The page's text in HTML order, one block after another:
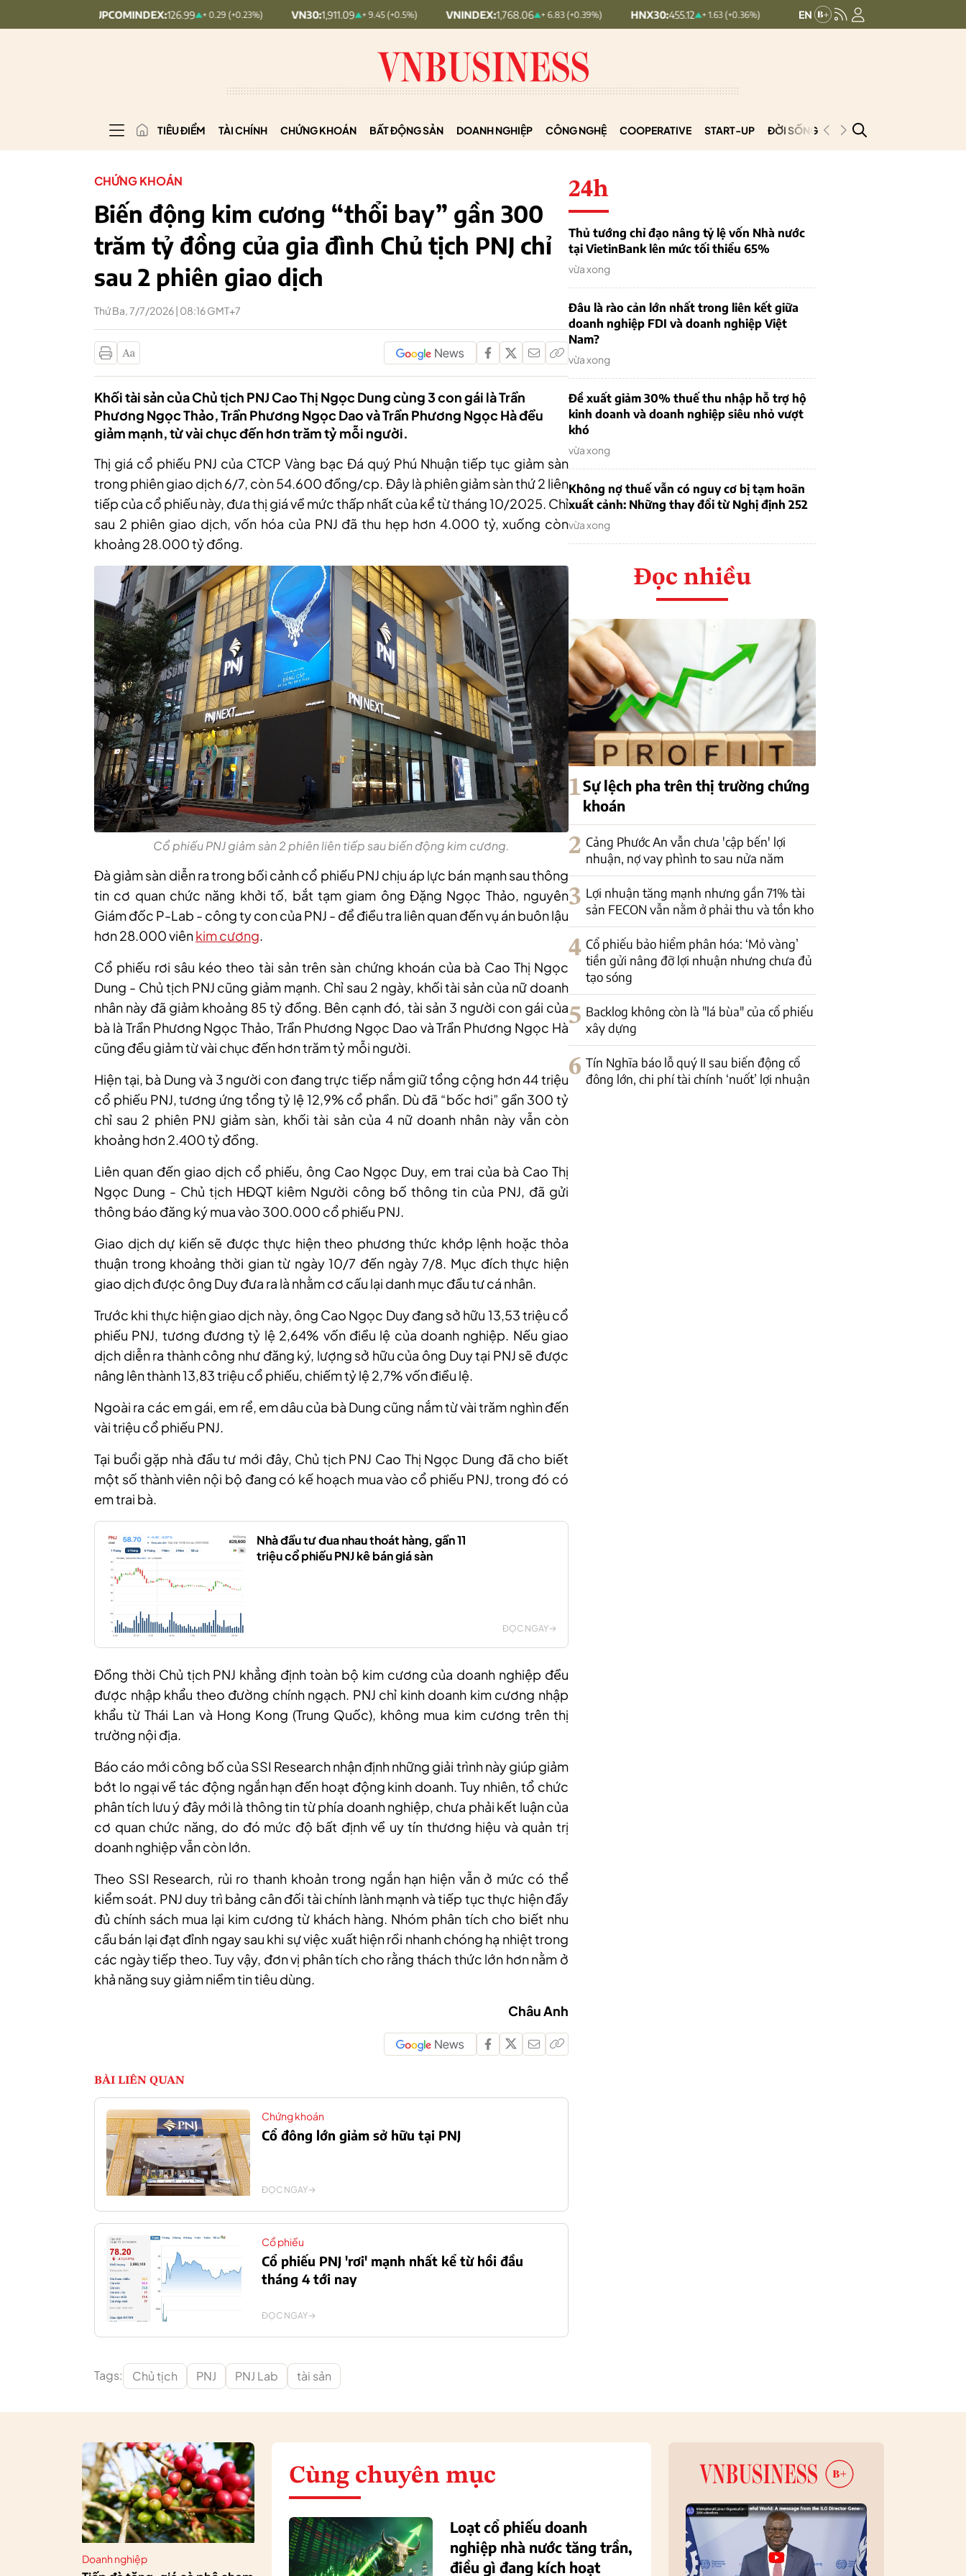
UPCOMINDEX:126.99 + 0.29 (+0.23%) VN30:1,911.09 + 9.45 (+0.5%) VNINDEX: 1,768.06 + 6.83 (+0.39%) HNX30: 455.12 + 1.63 (+0.36%) HNXINDEX: 293.44 + 0.25 (+0.09%)
TIÊU ĐIỂM TÀI CHÍNH CHỨNG KHOÁN BẤT ĐỘNG SẢN DOANH NGHIỆP CÔNG NGHỆ COOPERATIVE START-UP ĐỜI SỐNG PODCAST
CHỨNG KHOÁN
Biến động kim cương “thổi bay” gần 300
trăm tỷ đồng của gia đình Chủ tịch PNJ chỉ
sau 2 phiên giao dịch
Thứ Ba, 7/7/2026 | 08:16 GMT+7
Khối tài sản của Chủ tịch PNJ Cao Thị Ngọc Dung cùng 3 con gái là Trần
Phương Ngọc Thảo, Trần Phương Ngọc Dao và Trần Phương Ngọc Hà đều
giảm mạnh, từ vài chục đến hơn trăm tỷ mỗi người.
Thị giá cổ phiếu PNJ của CTCP Vàng bạc Đá quý Phú Nhuận tiếp tục giảm sàn
trong phiên giao dịch 6/7, còn 54.600 đồng/cp. Đây là phiên giảm sàn thứ 2 liên
tiếp của cổ phiếu này, đưa thị giá về mức thấp nhất của kể từ tháng 10/2025. Chỉ
sau 2 phiên giao dịch, vốn hóa của PNJ đã thu hẹp hơn 4.000 tỷ, xuống còn
khoảng 28.000 tỷ đồng.
Cổ phiếu PNJ giảm sàn 2 phiên liên tiếp sau biến động kim cương.
Đà giảm sàn diễn ratrong bối cảnh cổ phiếu PNJ chịu áp lực bán mạnh sau thông
tin cơ quan chức năng khởi tố, bắt tạm giam ông Đặng Ngọc Thảo, nguyên
Giám đốc P-Lab - công ty con của PNJ - để điều tra liên quan đến vụ án buôn lậu
hơn 28.000 viênkim cương.
Cổ phiếu rơi sâu kéo theo tài sản trên sàn chứng khoán của bà Cao Thị Ngọc
Dung - Chủ tịch PNJ cũng giảm mạnh. Chỉ sau 2 ngày, khối tài sản của nữ doanh
nhân này đã giảm khoảng 85 tỷ đồng. Bên cạnh đó, tài sản 3 người con gái của
bà là Trần Phương Ngọc Thảo, Trần Phương Ngọc Dao và Trần Phương Ngọc Hà
cũng đều giảm từ vài chục đến hơn trăm tỷ mỗi người.
Hiện tại, bà Dung và 3 người con đang trực tiếp nắm giữ tổng cộng hơn 44 triệu
cổ phiếu PNJ, tương ứng tổng tỷ lệ 12,9% cổ phần. Dù đã “bốc hơi” gần 300 tỷ
chỉ sau 2 phiên PNJ giảm sàn, khối tài sản của 4 nữ doanh nhân này vẫn còn
khoảng hơn 2.400 tỷ đồng.
Liên quan đến giao dịch cổ phiếu, ông Cao Ngọc Duy, em trai của bà Cao Thị
Ngọc Dung - Chủ tịch HĐQT kiêm Người công bố thông tin của PNJ, đã gửi
thông báo đăng ký mua vào 300.000 cổ phiếu PNJ.
Giao dịch dự kiến sẽ được thực hiện theo phương thức khớp lệnh hoặc thỏa
thuận trong khoảng thời gian từ ngày 10/7 đến ngày 7/8. Mục đích thực hiện
giao dịch được ông Duy đưa ra là nhằm cơ cấu lại danh mục đầu tư cá nhân.
Trước khi thực hiện giao dịch này, ông Cao Ngọc Duy đang sở hữu 13,53 triệu cổ
phiếu PNJ, tương đương tỷ lệ 2,64% vốn điều lệ của doanh nghiệp. Nếu giao
dịch diễn ra thành công như đăng ký, lượng sở hữu của ông Duy tại PNJ sẽ được
nâng lên thành 13,83 triệu cổ phiếu, chiếm tỷ lệ 2,7% vốn điều lệ.
Ngoài ra các em gái, em rể, em dâu của bà Dung cũng nắm từ vài trăm nghìn đến
vài triệu cổ phiếu PNJ.
Tại buổi gặp nhà đầu tư mới đây, Chủ tịch PNJ Cao Thị Ngọc Dung đã cho biết
một số thành viên nội bộ đang có kế hoạch mua vào cổ phiếu PNJ, trong đó có
em trai bà.
Nhà đầu tư đua nhau thoát hàng, gần 11
triệu cổ phiếu PNJ kê bán giá sàn
ĐỌC NGAY
Đồng thời Chủ tịch PNJ khẳng định toàn bộ kim cương của doanh nghiệp đều
được nhập khẩu theo đường chính ngạch. PNJ chỉ kinh doanh kim cương nhập
khẩu từ Thái Lan và Hong Kong (Trung Quốc), không mua kim cương trên thị
trường nội địa.
Báo cáo mới công bố của SSI Research nhận định những giải trình này giúp giảm
bớt lo ngại về tác động ngắn hạn đến hoạt động kinh doanh. Tuy nhiên, tổ chức
phân tích lưu ý đây mới là thông tin từ phía doanh nghiệp, chưa phải kết luận của
cơ quan chức năng, do đó mức độ bất định về uy tín thương hiệu và quản trị
doanh nghiệp vẫn còn lớn.
Theo SSI Research, rủi ro thanh khoản trong ngắn hạn hiện vẫn ở mức có thể
kiểm soát. PNJ duy trì bảng cân đối tài chính lành mạnh và tiếp tục thực hiện đầy
đủ chính sách mua lại kim cương từ khách hàng. Nhóm phân tích cho biết nhu
cầu bán lại đạt đỉnh ngay sau khi sự việc xuất hiện rồi nhanh chóng hạ nhiệt trong
các ngày tiếp theo. Tuy vậy, đơn vị phân tích cho rằng thách thức lớn hơn nằm ở
khả năng suy giảm niềm tin tiêu dùng.
Châu Anh
BÀI LIÊN QUAN
Chứng khoán
Cổ đông lớn giảm sở hữu tại PNJ
ĐỌC NGAY
Cổ phiếu
Cổ phiếu PNJ 'rơi' mạnh nhất kể từ hồi đầu
tháng 4 tới nay
ĐỌC NGAY
Tags: Chủ tịch PNJ PNJ Lab tài sản
24h
Thủ tướng chỉ đạo nâng tỷ lệ vốn Nhà nước
tại VietinBank lên mức tối thiểu 65%
vừa xong
Đâu là rào cản lớn nhất trong liên kết giữa
doanh nghiệp FDI và doanh nghiệp Việt
Nam?
vừa xong
Đề xuất giảm 30% thuế thu nhập hỗ trợ hộ
kinh doanh và doanh nghiệp siêu nhỏ vượt
khó
vừa xong
Không nợ thuế vẫn có nguy cơ bị tạm hoãn
xuất cảnh: Những thay đổi từ Nghị định 252
vừa xong
Đọc nhiều
1Sự lệch pha trên thị trường chứng
khoán
2 Cảng Phước An vẫn chưa 'cập bến' lợi
nhuận, nợ vay phình to sau nửa năm
3 Lợi nhuận tăng mạnh nhưng gần 71% tài
sản FECON vẫn nằm ở phải thu và tồn kho
4 Cổ phiếu bảo hiểm phân hóa: ‘Mỏ vàng’
tiền gửi nâng đỡ lợi nhuận nhưng chưa đủ
tạo sóng
5 Backlog không còn là "lá bùa" của cổ phiếu
xây dựng
6 Tín Nghĩa báo lỗ quý II sau biến động cổ
đông lớn, chi phí tài chính ‘nuốt’ lợi nhuận
Doanh nghiệp
Cùng chuyên mục
Loạt cổ phiếu doanh
nghiệp nhà nước tăng trần,
điều gì đang kích hoạt